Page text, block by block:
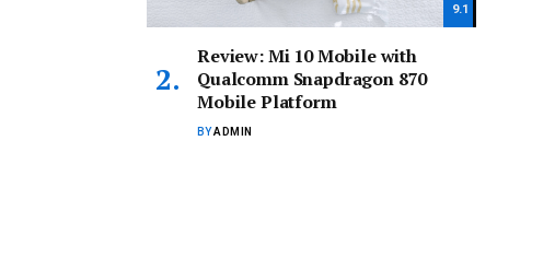
9.1
Review: Mi 10 Mobile with
Qualcomm Snapdragon 870
Mobile Platform
BYADMIN